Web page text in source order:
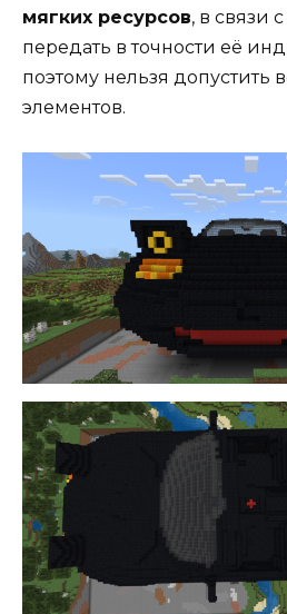
мягких ресурсов, в связи
передать в точности её
поэтому нельзя допустить
элементов.